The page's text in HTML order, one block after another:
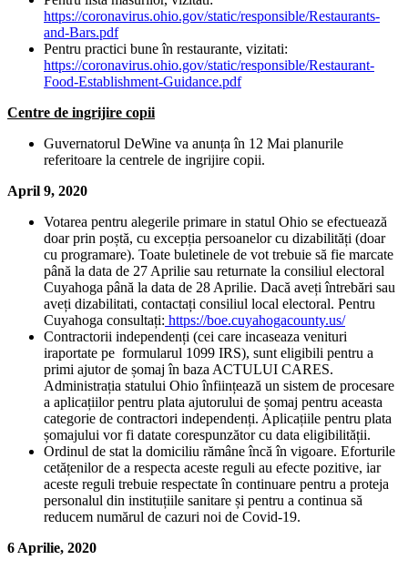
https://coronavirus.ohio.gov/static/responsible/Restaurants-
and-Bars.pdf
Pentru practici bune în restaurante, vizitati:
https://coronavirus.ohio.gov/static/responsible/Restaurant-
Food-Establishment-Guidance.pdf
Centre de ingrijire copii
Guvernatorul DeWine va anunța în 12 Mai planurile
referitoare la centrele de ingrijire copii.
April 9, 2020
Votarea pentru alegerile primare in statul Ohio se efectuează
doar prin poștă, cu excepția persoanelor cu dizabilități (doar
cu programare). Toate buletinele de vot trebuie să fie marcate
până la data de 27 Aprilie sau returnate la consiliul electoral
Cuyahoga până la data de 28 Aprilie. Dacă aveți întrebări sau
aveți dizabilitati, contactați consiliul local electoral. Pentru
Cuyahoga consultați: https://boe.cuyahogacounty.us/
Contractorii independenți (cei care incaseaza venituri
iraportate pe formularul 1099 IRS), sunt eligibili pentru a
primi ajutor de șomaj în baza ACTULUI CARES.
Administrația statului Ohio înființează un sistem de procesare
a aplicațiilor pentru plata ajutorului de șomaj pentru aceasta
categorie de contractori independenți. Aplicațiile pentru plata
șomajului vor fi datate corespunzător cu data eligibilității.
Ordinul de stat la domiciliu rămâne încă în vigoare. Eforturile
cetățenilor de a respecta aceste reguli au efecte pozitive, iar
aceste reguli trebuie respectate în continuare pentru a proteja
personalul din instituțiile sanitare și pentru a continua să
reducem numărul de cazuri noi de Covid-19.
6 Aprilie, 2020